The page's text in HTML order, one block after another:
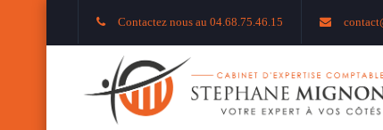
Contactez nous au 04.68.75.46.15